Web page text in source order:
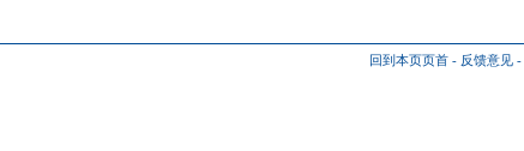
回到本页页首 - 反馈意见 -